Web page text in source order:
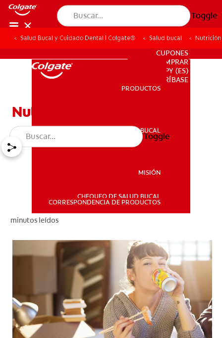
Toggle
PRODUCTOS
SALUD BUCAL
CORRESPONDENCIA DE PRODUCTOS
PARA PROFESIONALES
CUPONES
DONDE COMPRAR
PARA PROFESIONALES
CUPONES
DONDE COMPRAR
PY (ES)
SUSCRÍBASE
PRODUCTOS
SALUD BUCAL
MISIÓN
CHEQUEO DE SALUD BUCAL
CORRESPONDENCIA DE PRODUCTOS
Toggle
Salud Bucal y Cuidado Dental | Colgate® Salud bucal Nutrición
Nutrición
minutos leídos